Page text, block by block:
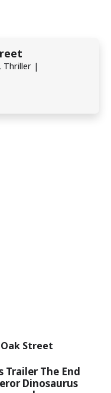
Thriller |
Street
Trailer The End
Dinosaurus